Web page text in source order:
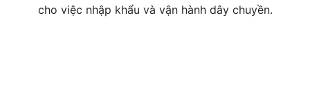
cho việc nhập khẩu và vận hành dây chuyền.